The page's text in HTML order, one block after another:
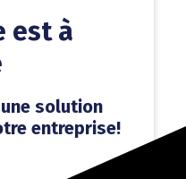
est à
solution
entreprise!